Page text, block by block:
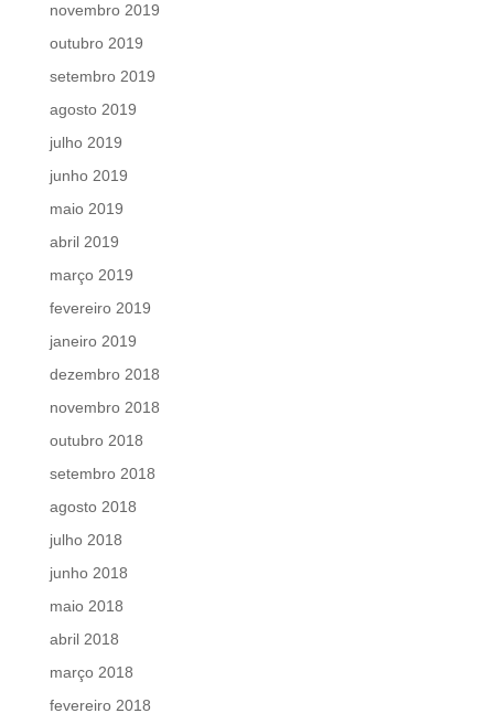
novembro 2019
outubro 2019
setembro 2019
agosto 2019
julho 2019
junho 2019
maio 2019
abril 2019
março 2019
fevereiro 2019
janeiro 2019
dezembro 2018
novembro 2018
outubro 2018
setembro 2018
agosto 2018
julho 2018
junho 2018
maio 2018
abril 2018
março 2018
fevereiro 2018